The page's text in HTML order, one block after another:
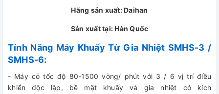
Hãng sản xuất: Daihan
Sản xuất tại: Hàn Quốc
Tính Năng Máy Khuấy Từ Gia Nhiệt SMHS-3 /
SMHS-6:
- Máy có tốc độ 80-1500 vòng/ phút với 3 / 6 vị trí điều
khiển độc lập, bề mặt khuấy và gia nhiệt có kích